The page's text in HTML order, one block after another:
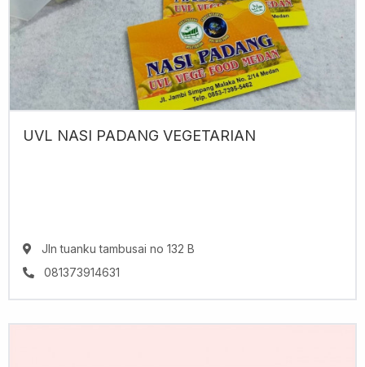
UVL NASI PADANG VEGETARIAN
Jln tuanku tambusai no 132 B
081373914631